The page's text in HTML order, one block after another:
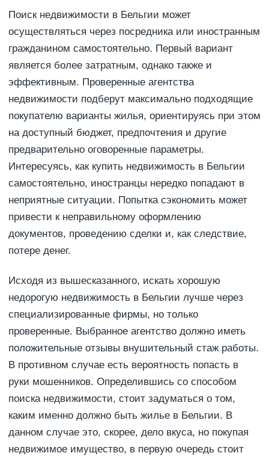
Поиск недвижимости в Бельгии может
осуществляться через посредника или иностранным
гражданином самостоятельно. Первый вариант
является более затратным, однако также и
эффективным. Проверенные агентства
недвижимости подберут максимально подходящие
покупателю варианты жилья, ориентируясь при этом
на доступный бюджет, предпочтения и другие
предварительно оговоренные параметры.
Интересуясь, как купить недвижимость в Бельгии
самостоятельно, иностранцы нередко попадают в
неприятные ситуации. Попытка сэкономить может
привести к неправильному оформлению
документов, проведению сделки и, как следствие,
потере денег.
Исходя из вышесказанного, искать хорошую
недорогую недвижимость в Бельгии лучше через
специализированные фирмы, но только
проверенные. Выбранное агентство должно иметь
положительные отзывы внушительный стаж работы.
В противном случае есть вероятность попасть в
руки мошенников. Определившись со способом
поиска недвижимости, стоит задуматься о том,
каким именно должно быть жилье в Бельгии. В
данном случае это, скорее, дело вкуса, но покупая
недвижимое имущество, в первую очередь стоит